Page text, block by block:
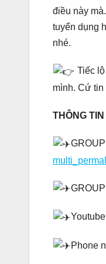
điều này
tuyển dụng
nhé.
Tiếc
mình. Cứ tin
THÔNG
Phone